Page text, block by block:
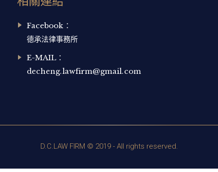
Facebook：
德承法律事務所
E-MAIL：
decheng.lawfirm@gmail.com
D.C.LAW FIRM © 2019 - All rights reserved.